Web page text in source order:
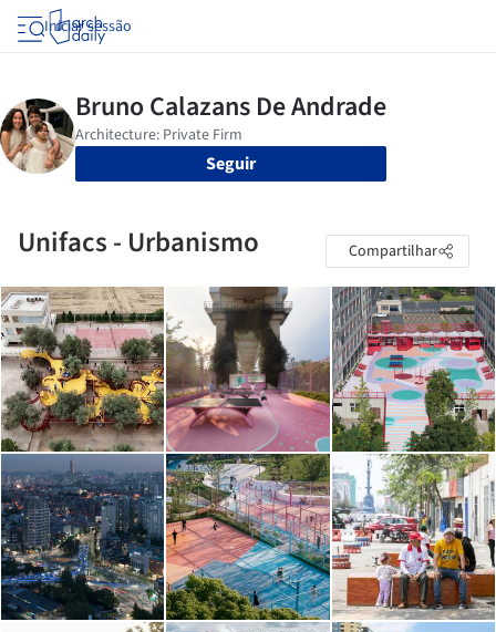
Iniciar sessão
Seguir
Unifacs - Urbanismo Compartilhar